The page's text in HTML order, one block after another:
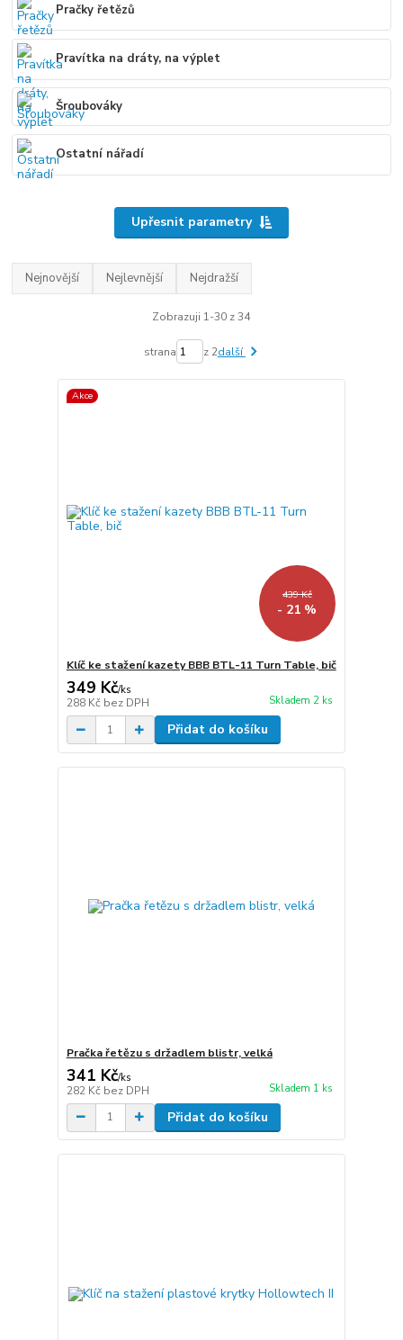
Pračky řetězů
Pravítka na dráty, na výplet
Šroubováky
Ostatní nářadí
Upřesnit parametry
Nejnovější Nejlevnější Nejdražší
Zobrazuji 1-30 z 34
strana z 2další
Akce
439 Kč
- 21 %
Klíč ke stažení kazety BBB BTL-11 Turn Table, bič
349 Kč/ks
288 Kč bez DPH Skladem 2 ks
Přidat do košíku
Pračka řetězu s držadlem blistr, velká
341 Kč/ks
282 Kč bez DPH Skladem 1 ks
Přidat do košíku